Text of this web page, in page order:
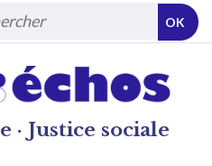
Justice sociale
OK